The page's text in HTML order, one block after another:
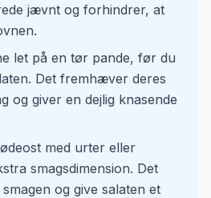
jævnt og forhindrer, at
let på en tør pande, før du
Det fremhæver deres
og giver en dejlig knasende
med urter eller
smagsdimension. Det
og give salaten et